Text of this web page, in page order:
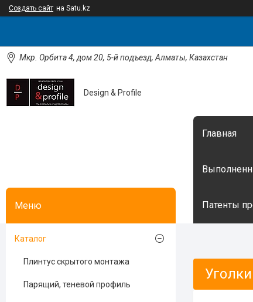
Создать сайт на Satu.kz
Мкр. Орбита 4, дом 20, 5-й подъезд, Алматы, Казахстан
Design & Profile
Главная
Патенты
Уголки
Каталог
Плинтус скрытого монтажа
Парящий, теневой профиль